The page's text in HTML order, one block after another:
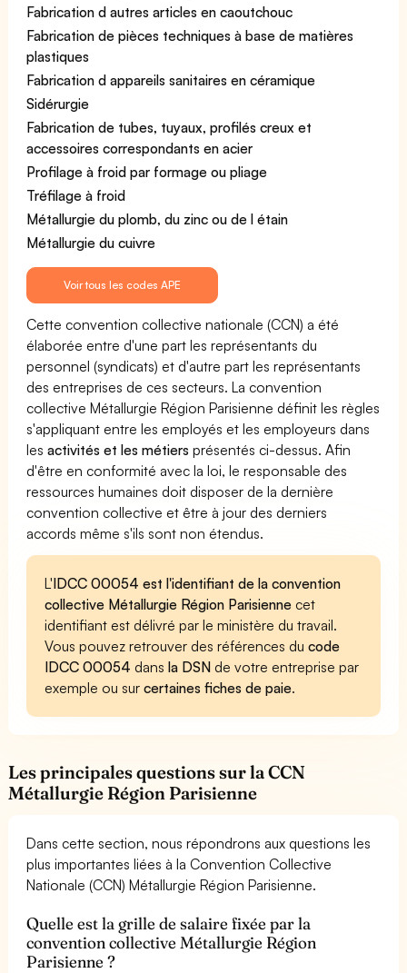
Fabrication d autres articles en caoutchouc
Fabrication de pièces techniques à base de matières
plastiques
Fabrication d appareils sanitaires en céramique
Sidérurgie
Fabrication de tubes, tuyaux, profilés creux et
accessoires correspondants en acier
Profilage à froid par formage ou pliage
Tréfilage à froid
Métallurgie du plomb, du zinc ou de l étain
Métallurgie du cuivre
Voir tous les codes APE
Cette convention collective nationale (CCN) a été
élaborée entre d'une part les représentants du
personnel (syndicats) et d'autre part les représentants
des entreprises de ces secteurs. La convention
collective Métallurgie Région Parisienne définit les règles
s'appliquant entre les employés et les employeurs dans
lesactivités et les métiers présentés ci-dessus. Afin
d'être en conformité avec la loi, le responsable des
ressources humaines doit disposer de la dernière
convention collective et être à jour des derniers
accords même s'ils sont non étendus.
L'IDCC 00054 est l'identifiant de la convention
collective Métallurgie Région Parisienne cet
identifiant est délivré par le ministère du travail.
Vous pouvez retrouver des références ducode
IDCC 00054 dansla DSN de votre entreprise par
exemple ou surcertaines fiches de paie.
Les principales questions sur la CCN
Métallurgie Région Parisienne
Dans cette section, nous répondrons aux questions les
plus importantes liées à la Convention Collective
Nationale (CCN) Métallurgie Région Parisienne.
Quelle est la grille de salaire fixée par la
convention collective Métallurgie Région
Parisienne ?